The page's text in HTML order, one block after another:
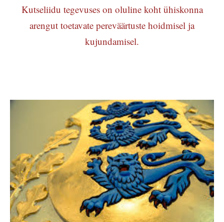
Kutseliidu tegevuses on oluline koht ühiskonna
arengut toetavate pereväärtuste hoidmisel ja
kujundamisel.